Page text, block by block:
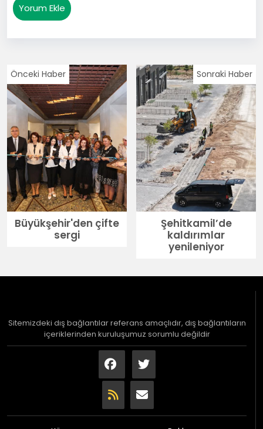
Yorum Ekle
Önceki Haber
Büyükşehir'den çifte
sergi
Sonraki Haber
Şehitkamil’de
kaldırımlar
yenileniyor
Sitemizdeki dış bağlantılar referans amaçlıdır, dış bağlantıların
içeriklerinden kuruluşumuz sorumlu değildir